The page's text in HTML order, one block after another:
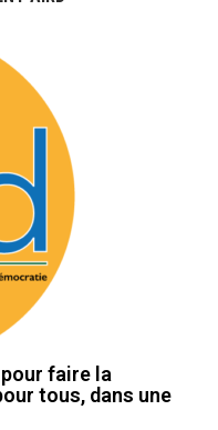
faire la
tous, dans une